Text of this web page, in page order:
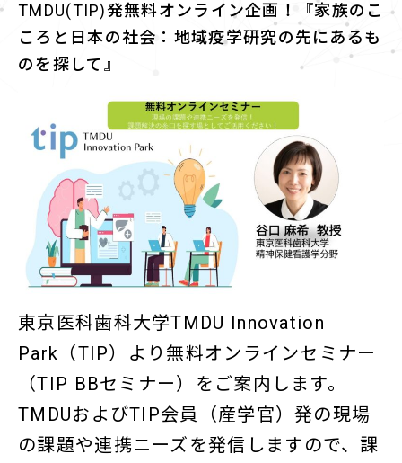
TMDU(TIP)発無料オンライン企画！『家族のこ
ころと日本の社会：地域疫学研究の先にあるも
のを探して』
東京医科歯科大学TMDU Innovation
Park（TIP）より無料オンラインセミナー
（TIP BBセミナー）をご案内します。
TMDUおよびTIP会員（産学官）発の現場
の課題や連携ニーズを発信しますので、課